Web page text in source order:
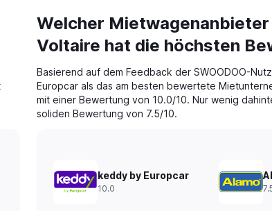
Welcher Mietwagenanbieter
Voltaire hat die höchsten
Basierend auf dem Feedback der SWOODOO-
Europcar als das am besten bewertete
mit einer Bewertung von 10.0/10. Nur wenig
soliden Bewertung von 7.5/10.
keddy by Europcar
10.0